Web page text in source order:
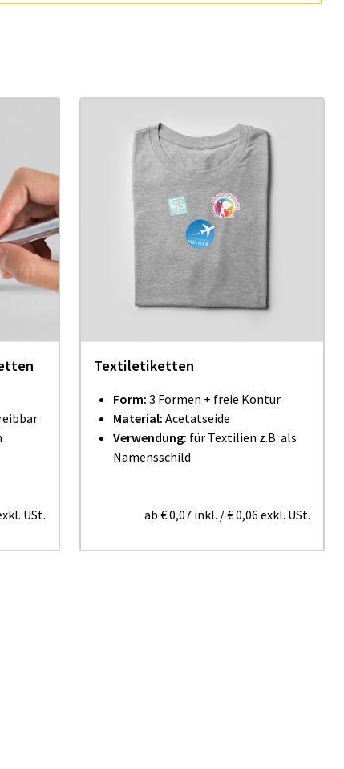
USt.
Textiletiketten
Form: 3 Formen + freie Kontur
Material: Acetatseide
Verwendung: für Textilien z.B. als
Namensschild
ab € 0,07 inkl. /€ 0,06 exkl. USt.